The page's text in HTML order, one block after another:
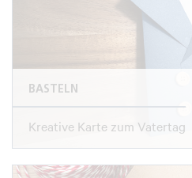
BASTELN
Kreative Karte zum Vatertag